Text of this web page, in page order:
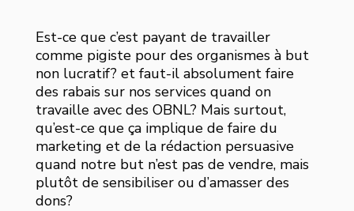
Est-ce que c’est payant de travailler
comme pigiste pour des organismes à but
non lucratif? et faut-il absolument faire
des rabais sur nos services quand on
travaille avec des OBNL? Mais surtout,
qu’est-ce que ça implique de faire du
marketing et de la rédaction persuasive
quand notre but n’est pas de vendre, mais
plutôt de sensibiliser ou d’amasser des
dons?